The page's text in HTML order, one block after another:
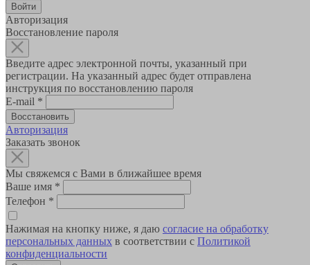
Авторизация
Восстановление пароля
Введите адрес электронной почты, указанный при
регистрации. На указанный адрес будет отправлена
инструкция по восстановлению пароля
E-mail *
Авторизация
Заказать звонок
Мы свяжемся с Вами в ближайшее время
Ваше имя *
Телефон *
Нажимая на кнопку ниже, я даю согласие на обработку
персональных данных в соответствии с Политикой
конфиденциальности